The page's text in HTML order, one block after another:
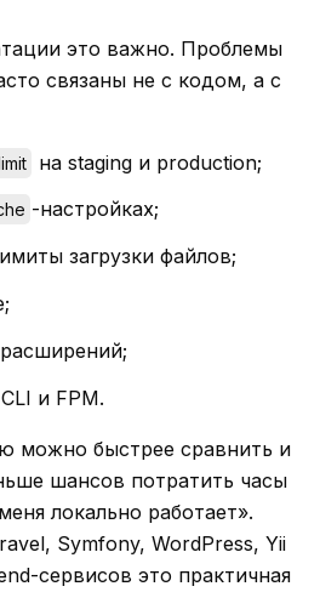
это важно. Проблемы
связаны не с кодом, а с
на staging и production;
-настройках;
загрузки файлов;
и FPM.
можно быстрее сравнить и
шансов потратить часы
локально работает».
Symfony, WordPress, Yii
сервисов это практичная